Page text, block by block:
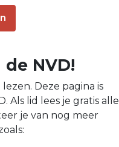
NVD!
Deze pagina is
Als lid lees je gratis alle
je van nog meer